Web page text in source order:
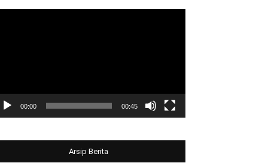
00:00 00:45
Arsip Berita